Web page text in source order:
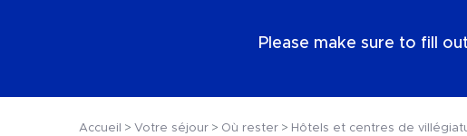
Please make sure to fill
Accueil Votre séjour Où rester Hôtels et centres de